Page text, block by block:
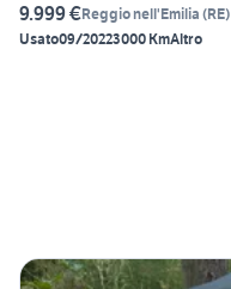
9.999 €Reggio nell'Emilia (RE)
Usato09/20223000 KmAltro